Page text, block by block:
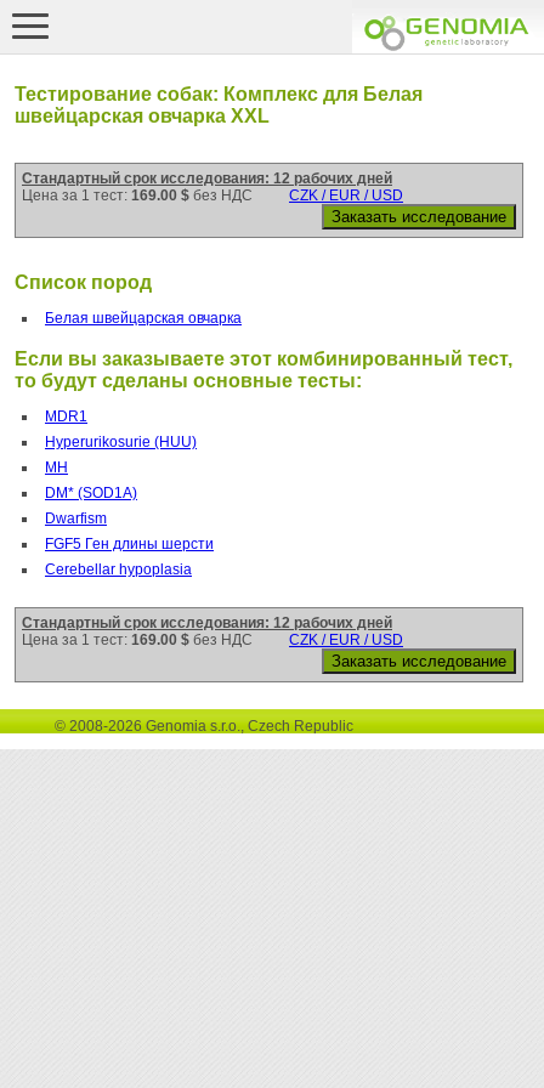
Тестирование собак: Комплекс для Белая
швейцарская овчарка XXL
Стандартный срок исследования: 12 рабочих дней
Цена за 1 тест: 169.00 $ без НДС CZK / EUR / USD
Список пород
Белая швейцарская овчарка
Если вы заказываете этот комбинированный тест,
то будут сделаны основные тесты:
MDR1
Hyperurikosurie (HUU)
MH
DM* (SOD1A)
Dwarfism
FGF5 Ген длины шерсти
Cerebellar hypoplasia
Стандартный срок исследования: 12 рабочих дней
Цена за 1 тест: 169.00 $ без НДС CZK / EUR / USD
© 2008-2026 Genomia s.r.o., Czech Republic